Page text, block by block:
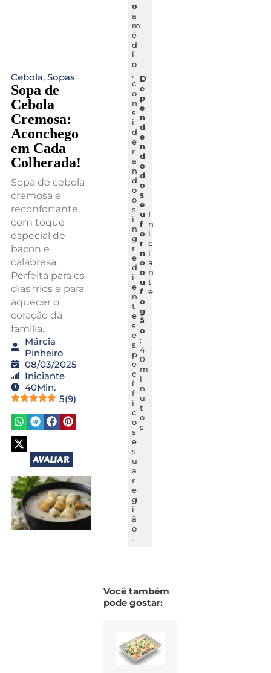
Cebola, Sopas
Sopa de
Cebola
Cremosa:
Aconchego
em Cada
Colherada!
Sopa de cebola
cremosa e
reconfortante,
com toque
especial de
bacon e
calabresa.
Perfeita para os
dias frios e para
aquecer o
coração da
família.
Márcia
Pinheiro
08/03/2025
Iniciante
40Min.
5(9)
AVALIAR
o
a
m
é
d
i
o
,
c
o
n
s
i
d
e
r
a
n
d
o
o
s
i
n
g
r
e
d
i
e
n
t
e
s
e
s
p
e
c
í
f
i
c
o
s
e
s
u
a
r
e
g
i
ã
o
.
D
e
p
e
n
d
e
n
d
o
d
o
s
e
u
f
o
r
n
o
o
u
f
o
g
ã
o
:
4
0
m
i
n
u
t
o
s
I
n
i
c
i
a
n
t
e
Você também
pode gostar: